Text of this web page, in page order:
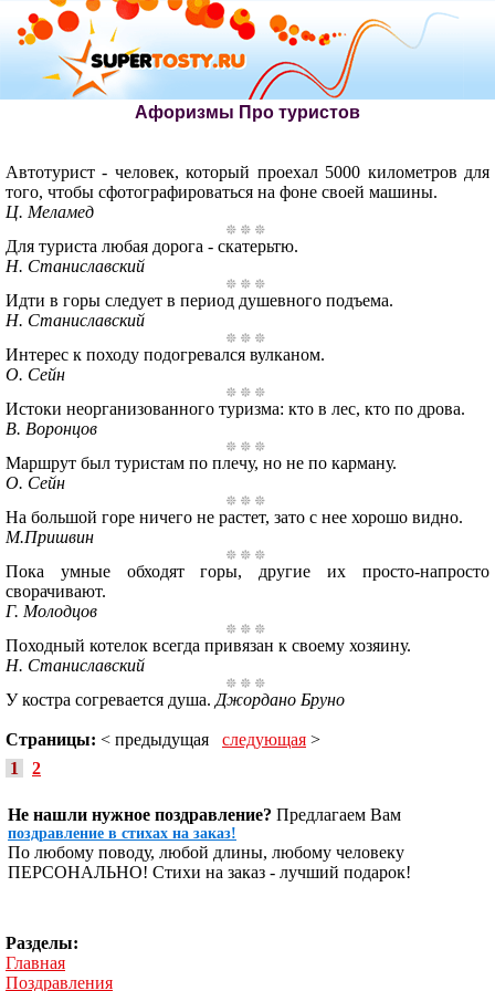
Афоризмы Про туристов
Автотурист - человек, который проехал 5000 километров для
того, чтобы сфотографироваться на фоне своей машины.
Ц. Меламед
Для туриста любая дорога - скатерьтю.
Н. Станиславский
Идти в горы следует в период душевного подъема.
Н. Станиславский
Интерес к походу подогревался вулканом.
О. Сейн
Истоки неорганизованного туризма: кто в лес, кто по дрова.
В. Воронцов
Маршрут был туристам по плечу, но не по карману.
О. Сейн
На большой горе ничего не растет, зато с нее хорошо видно.
М.Пришвин
Пока умные обходят горы, другие их просто-напросто
сворачивают.
Г. Молодцов
Походный котелок всегда привязан к своему хозяину.
Н. Станиславский
У костра согревается душа. Джордано Бруно
Страницы: < предыдущая следующая >
1
2
Не нашли нужное поздравление? Предлагаем Вам
поздравление в стихах на заказ!
По любому поводу, любой длины, любому человеку
ПЕРСОНАЛЬНО! Стихи на заказ - лучший подарок!
Разделы:
Главная
Поздравления